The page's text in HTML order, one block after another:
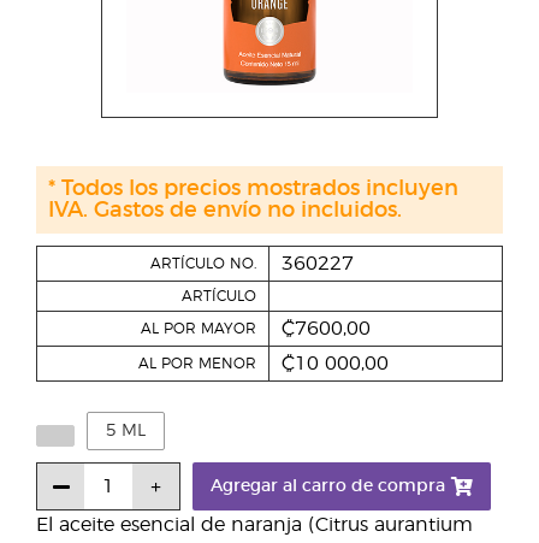
El aceite esencial de naranja (Citrus aurantium
ARTÍCULO NO. 360227
ARTÍCULO
AL POR MAYOR ₡7600,00
AL POR MENOR ₡10 000,00
5 ML
Agregar al carro de compra
* Todos los precios mostrados incluyen
IVA. Gastos de envío no incluidos.